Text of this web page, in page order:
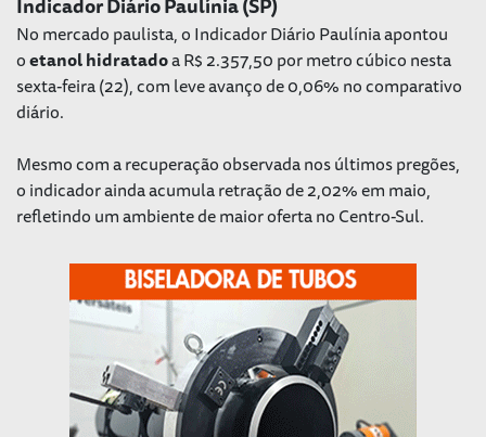
No mercado paulista, o Indicador Diário Paulínia apontou
oetanolhidratadoa R$ 2.357,50 por metro cúbico nesta
sexta-feira (22), com leve avanço de 0,06% no comparativo
diário.
Mesmo com a recuperação observada nos últimos pregões,
o indicador ainda acumula retração de 2,02% em maio,
refletindo um ambiente de maior oferta no Centro-Sul.